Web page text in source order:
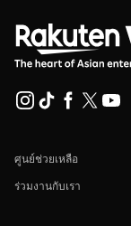
ศูนย์ช่วยเหลือ
ร่วมงานกับเรา